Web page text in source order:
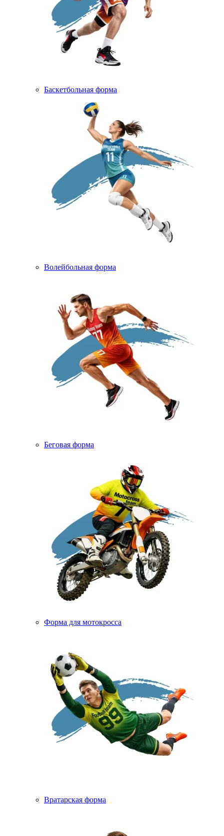
Баскетбольная форма
Волейбольная форма
Беговая форма
Форма для мотокросса
Вратарская форма